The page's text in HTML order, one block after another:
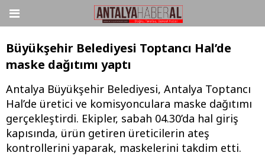
Büyükşehir Belediyesi Toptancı Hal’de
maske dağıtımı yaptı
Antalya Büyükşehir Belediyesi, Antalya Toptancı
Hal’de üretici ve komisyonculara maske dağıtımı
gerçekleştirdi. Ekipler, sabah 04.30’da hal giriş
kapısında, ürün getiren üreticilerin ateş
kontrollerini yaparak, maskelerini takdim etti.